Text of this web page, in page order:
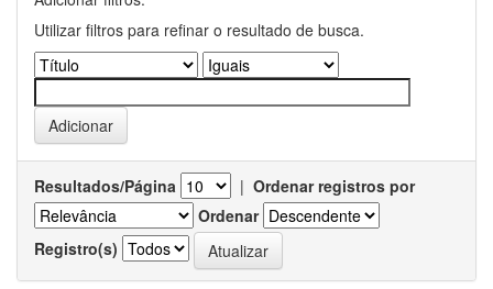
Utilizar filtros para refinar o resultado de busca.
Resultados/Página | Ordenar registros por
Ordenar
Registro(s)